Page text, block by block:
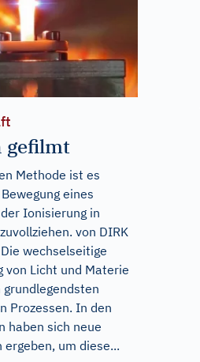
gefilmt
Methode ist es
eines
Ionisierung in
von DIRK
Die wechselseitige
von Licht und Materie
grundlegendsten
Prozessen. In den
haben sich neue
ergeben, um diese...